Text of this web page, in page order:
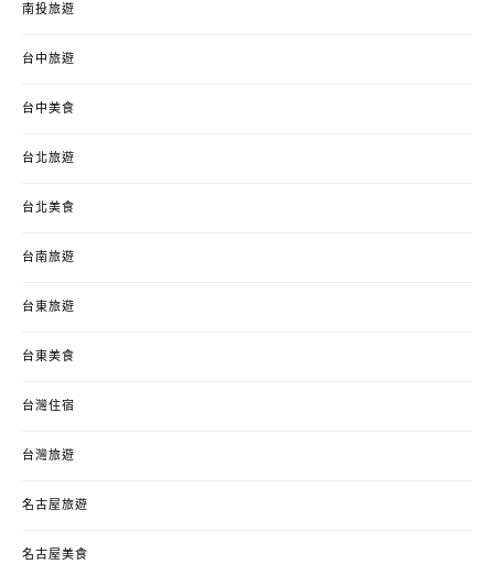
南投旅遊
台中旅遊
台中美食
台北旅遊
台北美食
台南旅遊
台東旅遊
台東美食
台灣住宿
台灣旅遊
名古屋旅遊
名古屋美食